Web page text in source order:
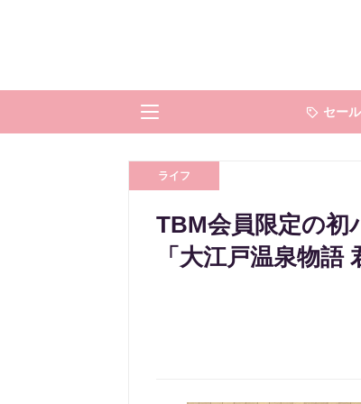
セール
ライフ
TBM会員限定の初
「大江戸温泉物語